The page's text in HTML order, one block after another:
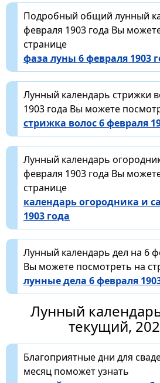
Подробный общий лунный
февраля 1903 года Вы
странице
фаза луны 6 февраля 1903
Лунный календарь стрижки
1903 года Вы можете
стрижка волос 6 февраля
Лунный календарь
февраля 1903 года Вы
странице
календарь огородника и
1903 года
Лунный календарь дел на 6
Вы можете посмотреть на
лунные дела 6 февраля
Лунный
текущий,
Благоприятные дни для
месяц поможет узнать